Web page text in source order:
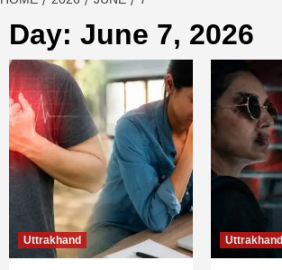
Day: June 7, 2026
Uttrakhand Uttrakhand